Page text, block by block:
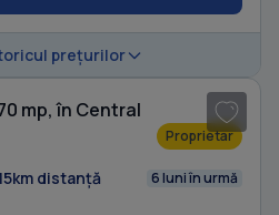
prețurilor
mp, în Central
Proprietar
distanță 6 luni în urmă